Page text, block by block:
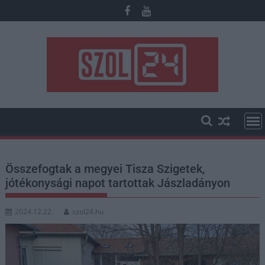
to
Összefogtak a megyei Tisza Szigetek,
jótékonysági napot tartottak Jászladányon
2024.12.22. szol24.hu